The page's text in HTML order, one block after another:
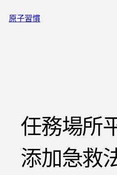
至原子習慣
任務場所
添加急救